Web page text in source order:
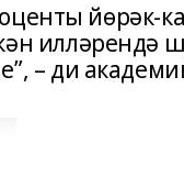
йөрәк-
илләрендә
– ди